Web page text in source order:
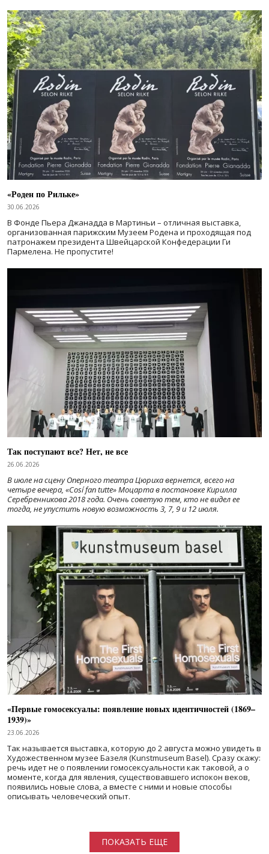
«Роден по Рильке»
30.06.2026
В Фонде Пьера Джанадда в Мартиньи – отличная выставка,
организованная парижским Музеем Родена и проходящая под
патронажем президента Швейцарской Конфедерации Ги
Пармелена. Не пропустите!
Так поступают все? Нет, не все
26.06.2026
В июле на сцену Оперного театра Цюриха вернется, всего на
четыре вечера, «Cosí fan tutte» Моцарта в постановке Кирилла
Серебренникова 2018 года. Очень советую тем, кто не видел ее
тогда, не упустить новую возможность 3, 7, 9 и 12 июля.
«Первые гомосексуалы: появление новых идентичностей (1869–
1939)»
23.06.2026
Так называется выставка, которую до 2 августа можно увидеть в
Художественном музее Базеля (Kunstmuseum Basel). Сразу скажу:
речь идет не о появлении гомосексуальности как таковой, а о
моменте, когда для явления, существовавшего испокон веков,
появились новые слова, а вместе с ними и новые способы
описывать человеческий опыт.
ПОКАЗАТЬ ЕЩЕ